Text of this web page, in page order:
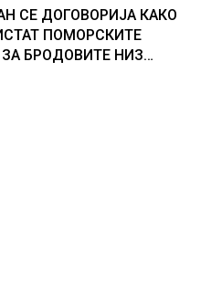
СЕ ДОГОВОРИЈА КАКО
ПОМОРСКИТЕ
БРОДОВИТЕ НИЗ